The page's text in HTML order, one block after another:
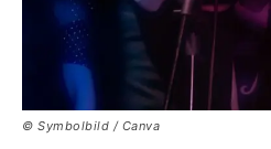
© Symbolbild / Canva